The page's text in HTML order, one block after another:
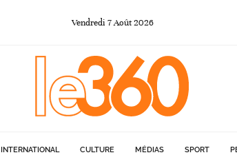
Vendredi 7Août 2026
INTERNATIONAL CULTURE MÉDIAS SPORT